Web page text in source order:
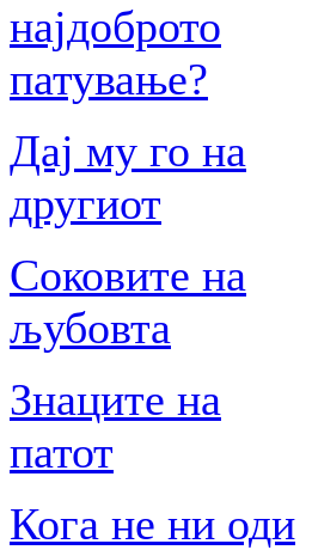
најдоброто
патување?
Дај му го на
другиот
Соковите на
љубовта
Знаците на
патот
Кога не ни оди